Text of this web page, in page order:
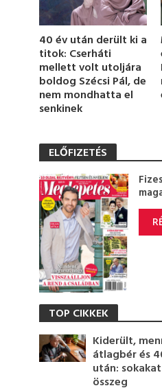
40 év után derült ki a
titok: Cserháti
mellett volt utoljára
boldog Szécsi Pál, de
nem mondhatta el
senkinek
ELŐFIZETÉS
TOP CIKKEK
Kiderült,
átlagbér és
után:
összeg